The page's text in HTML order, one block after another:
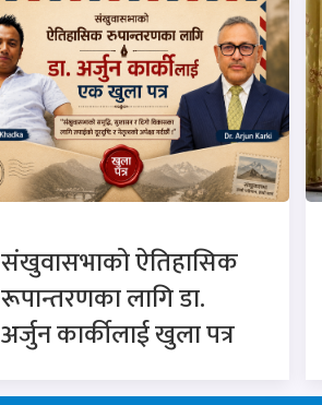
संखुवासभाको ऐतिहासिक
रूपान्तरणका लागि डा.
अर्जुन कार्कीलाई खुला पत्र